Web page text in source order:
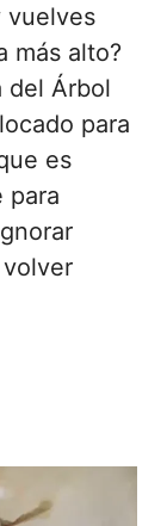
vuelves
más alto?
del Árbol
para
es
para